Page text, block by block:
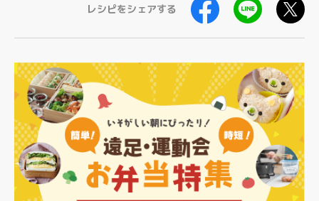
レシピをシェアする